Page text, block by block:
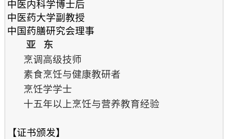
中医内科学博士后
中医药大学副教授
中国药膳研究会理事
亚 东
烹调高级技师
素食烹饪与健康教研者
烹饪学学士
十五年以上烹饪与营养教育经验
【证书颁发】